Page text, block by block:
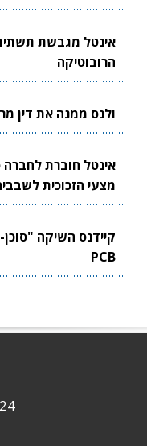
אינטל מגבשת
הרובוטיקה
ולנס ממנה את דין
אינטל חוברת
מצעי הזכוכית
קיידנס השיקה
PCB